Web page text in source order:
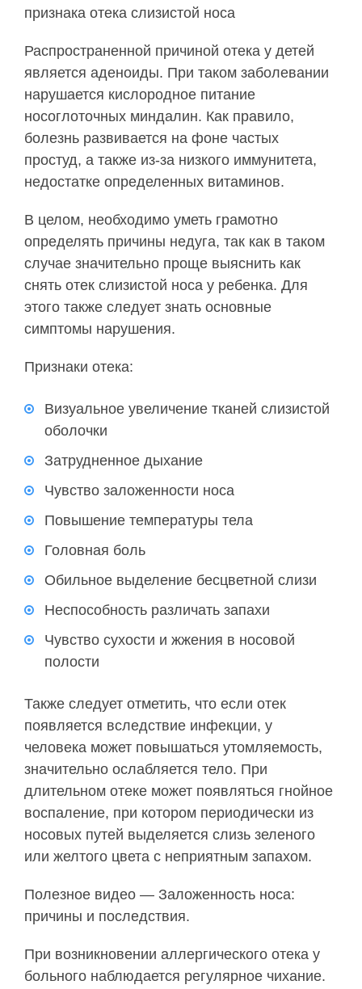
признака отека слизистой носа
Распространенной причиной отека у детей
является аденоиды. При таком заболевании
нарушается кислородное питание
носоглоточных миндалин. Как правило,
болезнь развивается на фоне частых
простуд, а также из-за низкого иммунитета,
недостатке определенных витаминов.
В целом, необходимо уметь грамотно
определять причины недуга, так как в таком
случае значительно проще выяснить как
снять отек слизистой носа у ребенка. Для
этого также следует знать основные
симптомы нарушения.
Признаки отека:
Визуальное увеличение тканей слизистой
оболочки
Затрудненное дыхание
Чувство заложенности носа
Повышение температуры тела
Головная боль
Обильное выделение бесцветной слизи
Неспособность различать запахи
Чувство сухости и жжения в носовой
полости
Также следует отметить, что если отек
появляется вследствие инфекции, у
человека может повышаться утомляемость,
значительно ослабляется тело. При
длительном отеке может появляться гнойное
воспаление, при котором периодически из
носовых путей выделяется слизь зеленого
или желтого цвета с неприятным запахом.
Полезное видео — Заложенность носа:
причины и последствия.
При возникновении аллергического отека у
больного наблюдается регулярное чихание.